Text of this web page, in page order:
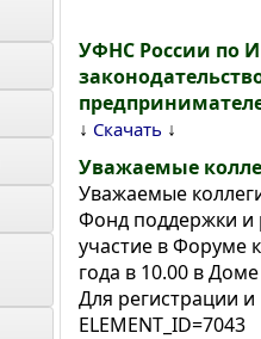
УФНС России по
↓ Скачать ↓
Уважаемые
Уважаемые
Фонд поддержки и
участие в Форуме
года в 10.00 в
Для регистрации
ELEMENT_ID=7043